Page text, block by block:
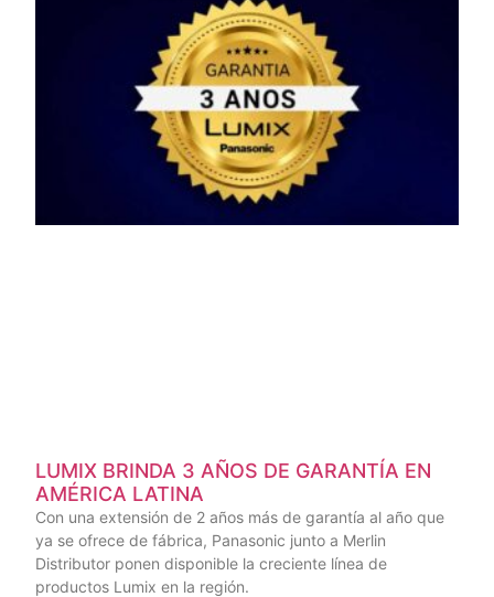
LUMIX BRINDA 3 AÑOS DE GARANTÍA EN
AMÉRICA LATINA
Con una extensión de 2 años más de garantía al año que
ya se ofrece de fábrica, Panasonic junto a Merlin
Distributor ponen disponible la creciente línea de
productos Lumix en la región.